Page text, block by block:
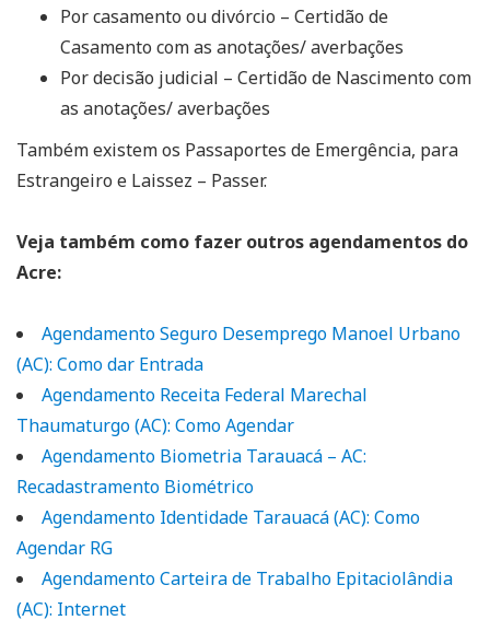
Por casamento ou divórcio – Certidão de
Casamento com as anotações/ averbações
Por decisão judicial – Certidão de Nascimento com
as anotações/ averbações
Também existem os Passaportes de Emergência, para
Estrangeiro e Laissez – Passer.
Veja também como fazer outros agendamentos do
Acre:
Agendamento Seguro Desemprego Manoel Urbano
(AC): Como dar Entrada
Agendamento Receita Federal Marechal
Thaumaturgo (AC): Como Agendar
Agendamento Biometria Tarauacá – AC:
Recadastramento Biométrico
Agendamento Identidade Tarauacá (AC): Como
Agendar RG
Agendamento Carteira de Trabalho Epitaciolândia
(AC): Internet